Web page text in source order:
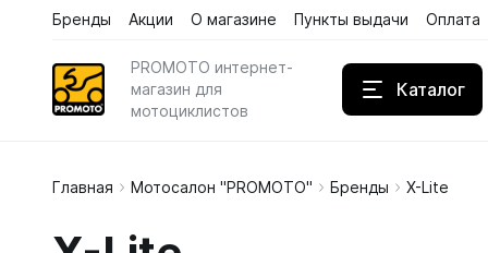
Бренды Акции О магазине Пункты выдачи Оплата
PROMOTO интернет-
магазин для
мотоциклистов
Каталог
Главная Мотосалон "PROMOTO" Бренды X-Lite